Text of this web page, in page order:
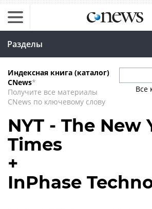
Разделы
Индексная книга (каталог)
CNews*
Получите все материалы
CNews по ключевому слову
Все
NYT - The New
Times
+
InPhase